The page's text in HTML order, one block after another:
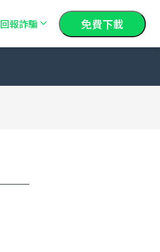
回報詐騙 免費下載